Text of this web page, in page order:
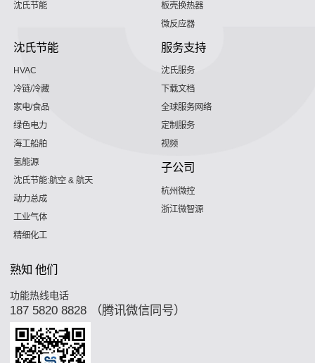
沈氏节能
板壳换热器
微反应器
沈氏节能
HVAC
冷链/冷藏
家电/食品
绿色电力
海工船舶
氢能源
沈氏节能:航空 & 航天
动力总成
工业气体
精细化工
服务支持
沈氏服务
下载文档
全球服务网络
定制服务
视频
子公司
杭州微控
浙江微智源
熟知 他们
功能热线电话
187 5820 8828 （腾讯微信同号）